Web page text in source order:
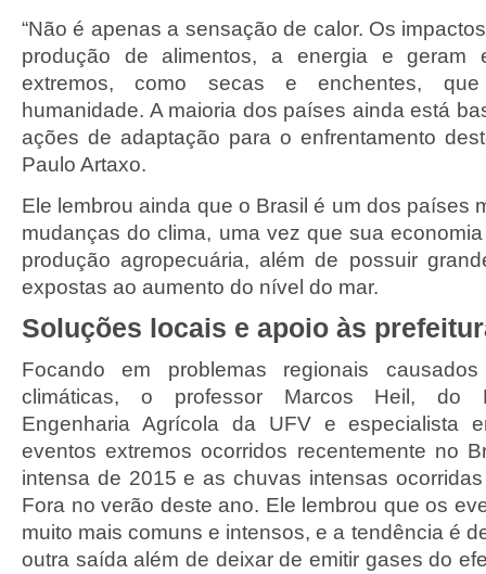
“Não é apenas a sensação de calor. Os
produção de alimentos, a energia e geram
extremos, como secas e enchentes,
humanidade. A maioria dos países ainda está
ações de adaptação para o enfrentamento
Paulo Artaxo.
Ele lembrou ainda que o Brasil é um dos países
mudanças do clima, uma vez que sua
produção agropecuária, além de possuir
expostas ao aumento do nível do mar.
Soluções locais e apoio às
Focando em problemas regionais
climáticas, o professor Marcos Heil, do
Engenharia Agrícola da UFV e especialista
eventos extremos ocorridos recentemente no
intensa de 2015 e as chuvas intensas
Fora no verão deste ano. Ele lembrou que os
muito mais comuns e intensos, e a tendência é
outra saída além de deixar de emitir gases do